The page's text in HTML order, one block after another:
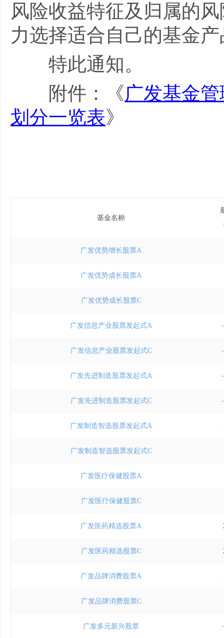
风险收益特征及归属的
力选择适合自己的基金
特此通知。
附件：《广发基金
划分一览表》
基金名称
广发优势增长股票A
广发优势成长股票A
广发优势成长股票C
广发信息产业股票发起式A
广发信息产业股票发起式C
广发先进制造股票发起式A
广发先进制造股票发起式C
广发制造智选股票发起式A
广发制造智选股票发起式C
广发医疗保健股票A
广发医疗保健股票C
广发医药精选股票A
广发医药精选股票C
广发品牌消费股票A
广发品牌消费股票C
广发多元新兴股票